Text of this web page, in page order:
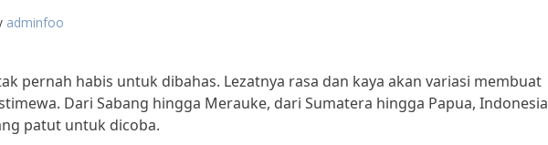
adminfoo
pernah habis untuk dibahas. Lezatnya rasa dan kaya akan variasi membuat
Dari Sabang hingga Merauke, dari Sumatera hingga Papua, Indonesia
patut untuk dicoba.